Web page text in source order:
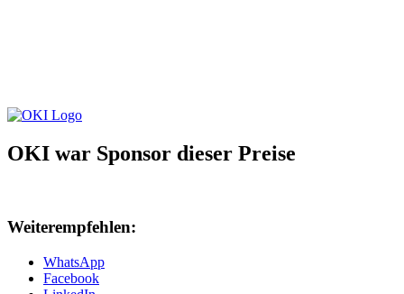
OKI war Sponsor dieser Preise
Weiterempfehlen:
WhatsApp
Facebook